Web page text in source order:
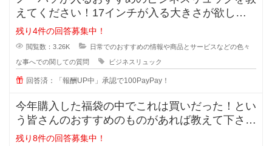
えてください！17インチが入る大きさが欲しい
です。ノーパソだけ入るものでもい
残り4件の回答募集中！
閲覧数：3.26K 日常でのおすすめの情報や商品とサービスなどの色々
な事へでの関しての質問 ビジネスリュック
回答済：「報酬UP中」承認で100PayPay！
今年購入した福袋の中でこれは買いだった！とい
う皆さんのおすすめのものがあれば教えて下さ
い。今まで購入したことがあるのはジ
残り8件の回答募集中！